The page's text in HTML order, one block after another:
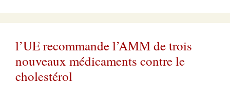
l’UE recommande l’AMM de trois
nouveaux médicaments contre le
cholestérol